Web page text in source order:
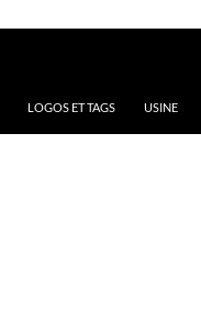
LOGOS ET TAGS USINE